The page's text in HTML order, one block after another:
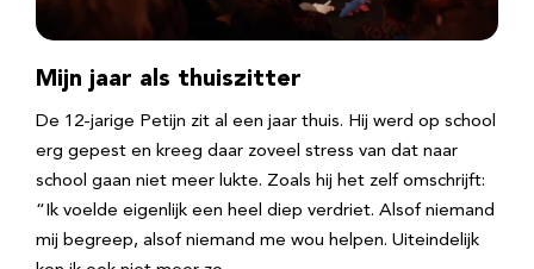
Mijn jaar als thuiszitter
De 12-jarige Petijn zit al een jaar thuis. Hij werd op school
erg gepest en kreeg daar zoveel stress van dat naar
school gaan niet meer lukte. Zoals hij het zelf omschrijft:
“Ik voelde eigenlijk een heel diep verdriet. Alsof niemand
mij begreep, alsof niemand me wou helpen. Uiteindelijk